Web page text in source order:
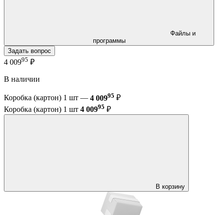
программы
Задать вопрос
4 00995 ₽
В наличии
Коробка (картон) 1 шт — 4 00995 ₽
Коробка (картон) 1 шт 4 00995 ₽
В корзину